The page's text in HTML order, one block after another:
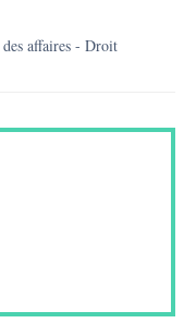
affaires - Droit